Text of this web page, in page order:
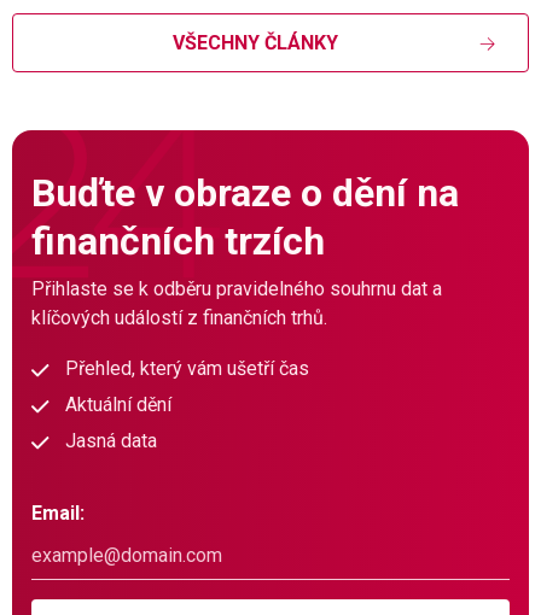
VŠECHNY ČLÁNKY
Buďte v obraze o dění na
finančních trzích
Přihlaste se k odběru pravidelného souhrnu dat a
klíčových událostí z finančních trhů.
Přehled, který vám ušetří čas
Aktuální dění
Jasná data
Email: